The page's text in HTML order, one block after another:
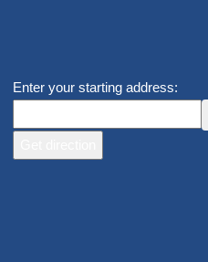
Enter your starting address: